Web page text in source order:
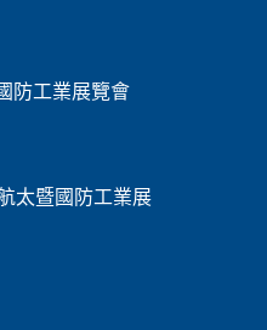
防工業展覽會
太暨國防工業展